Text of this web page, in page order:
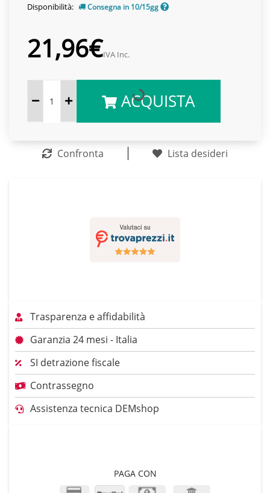
Disponibilità:
Consegna in 10/15gg
21,96€IVA Inc.
ACQUISTA
Confronta Lista desideri
Trasparenza e affidabilità
Garanzia 24 mesi - Italia
SI detrazione fiscale
Contrassegno
Assistenza tecnica DEMshop
PAGA CON